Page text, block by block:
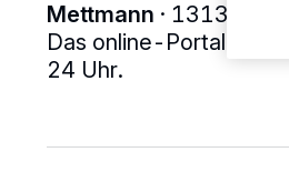
Mettmann · 1313
Das online-Portal für
24 Uhr.